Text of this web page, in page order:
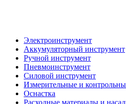
Электроинструмент
Аккумуляторный инструмент
Ручной инструмент
Пневмоинструмент
Силовой инструмент
Измерительные и
Оснастка
Расходные материалы и